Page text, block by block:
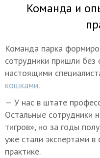
Команда и
Команда парка
сотрудники пришли без
настоящими
кошками.
— У нас в штате
Остальные сотрудники
тигров», но за годы
уже стали экспертами в
практике.